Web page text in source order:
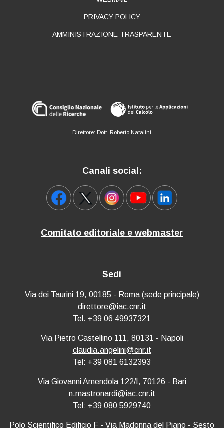
PRIVACY POLICY
AMMINISTRAZIONE TRASPARENTE
Direttore: Dott. Roberto Natalini
Canali social:
Comitato editoriale e webmaster
Sedi
Via dei Taurini 19, 00185 - Roma (sede principale)
direttore@iac.cnr.it
Tel. +39 06 49937321
Via Pietro Castellino 111, 80131 - Napoli
claudia.angelini@cnr.it
Tel: +39 081 6132393
Via Giovanni Amendola 122/I, 70126 - Bari
n.mastronardi@iac.cnr.it
Tel: +39 080 5929740
Polo Scientifico Edificio F - Via Madonna del Piano - Sesto